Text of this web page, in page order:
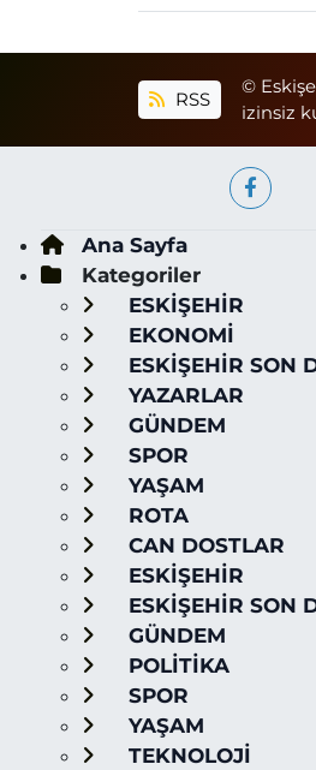
RSS
©
izinsiz
Ana Sayfa
Kategoriler
ESKİŞEHİR
EKONOMİ
ESKİŞEHİR SON
YAZARLAR
GÜNDEM
SPOR
YAŞAM
ROTA
CAN DOSTLAR
ESKİŞEHİR
ESKİŞEHİR SON
GÜNDEM
POLİTİKA
SPOR
YAŞAM
TEKNOLOJİ